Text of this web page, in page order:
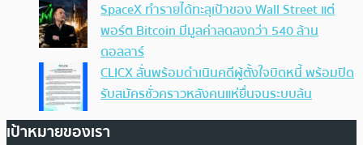
SpaceX ทำรายได้ทะลุเป้าของ Wall Street แต่
พอร์ต Bitcoin มีมูลค่าลดลงกว่า 540 ล้าน
ดอลลาร์
CLICX ลั่นพร้อมดำเนินคดีผู้ตั้งใจบิดหนี้ พร้อมปิด
รับสมัครชั่วคราวหลังคนแห่ยื่นจนระบบล้น
เป้าหมายของเรา